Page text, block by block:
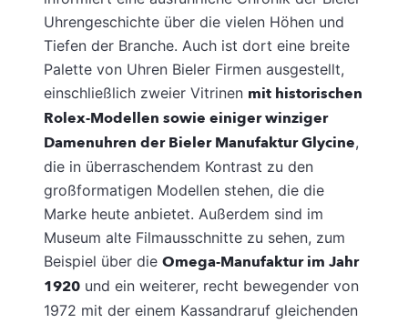
Uhrengeschichte über die vielen Höhen und
Tiefen der Branche. Auch ist dort eine breite
Palette von Uhren Bieler Firmen ausgestellt,
einschließlich zweier Vitrinen mit historischen
Rolex-Modellen sowie einiger winziger
Damenuhren der Bieler Manufaktur Glycine,
die in überraschendem Kontrast zu den
großformatigen Modellen stehen, die die
Marke heute anbietet. Außerdem sind im
Museum alte Filmausschnitte zu sehen, zum
Beispiel über die Omega-Manufaktur im Jahr
1920 und ein weiterer, recht bewegender von
1972 mit der einem Kassandraruf gleichenden